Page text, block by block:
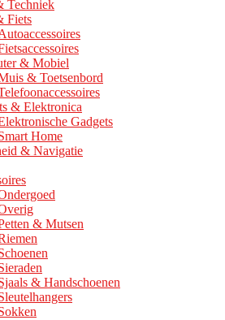
Techniek
Fiets
& Mobiel
& Toetsenbord
& Elektronica
Gadgets
Home
& Navigatie
& Mutsen
& Handschoenen